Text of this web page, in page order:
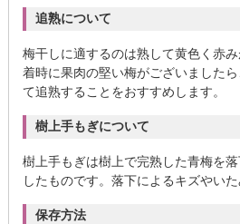
追熟について
梅干しに適するのは熟して黄色く赤
着時に果肉の堅い梅がございました
て追熟することをおすすめします。
樹上手もぎについて
樹上手もぎは樹上で完熟した青梅を
したものです。落下によるキズやいた
保存方法